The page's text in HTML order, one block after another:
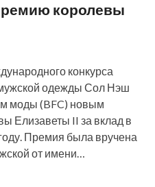
королевы
конкурса
одежды Сол Нэш
моды (BFC) новым
Елизаветы II за вклад в
Премия была вручена
от имени…